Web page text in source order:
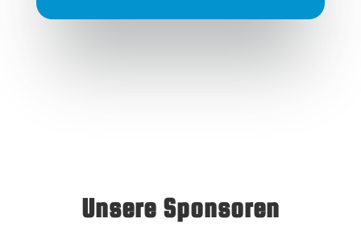
Unsere Sponsoren